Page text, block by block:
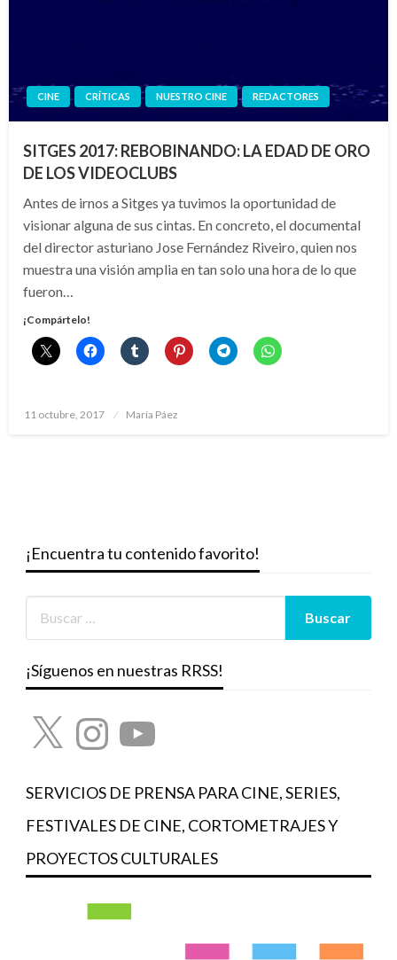
CINE CRÍTICAS NUESTRO CINE REDACTORES
SITGES 2017: REBOBINANDO: LA EDAD DE ORO
DE LOS VIDEOCLUBS
Antes de irnos a Sitges ya tuvimos la oportunidad de
visionar alguna de sus cintas. En concreto, el documental
del director asturiano Jose Fernández Riveiro, quien nos
muestra una visión amplia en tan solo una hora de lo que
fueron…
¡Compártelo!
Publicado
11 octubre, 2017 María Páez
¡Encuentra tu contenido favorito!
¡Síguenos en nuestras RRSS!
X InstagramYouTube
SERVICIOS DE PRENSA PARA CINE, SERIES,
FESTIVALES DE CINE, CORTOMETRAJES Y
PROYECTOS CULTURALES